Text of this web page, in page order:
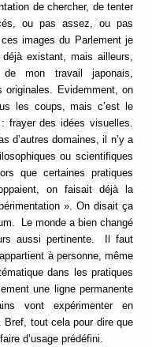
de chercher, de tenter
ou pas assez, ou pas
images du Parlement je
existant, mais ailleurs,
mon travail japonais,
originales. Evidemment, on
les coups, mais c’est le
frayer des idées visuelles.
d’autres domaines, il n’y a
ou scientifiques
que certaines pratiques
on faisait déjà la
». On disait ça
Le monde a bien changé
aussi pertinente. Il faut
à personne, même
dans les pratiques
une ligne permanente
vont expérimenter en
Bref, tout cela pour dire que
d’usage prédéfini.